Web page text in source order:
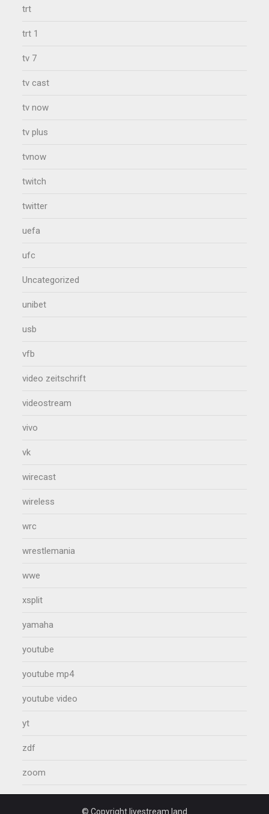
trt
trt 1
tv 7
tv cast
tv now
tv plus
tvnow
twitch
twitter
uefa
ufc
Uncategorized
unibet
usb
vfb
video zeitschrift
videostream
vivo
vk
wirecast
wireless
wrc
wrestlemania
wwe
xsplit
yamaha
youtube
youtube mp4
youtube video
yt
zdf
zoom
© Copyright livestream.land